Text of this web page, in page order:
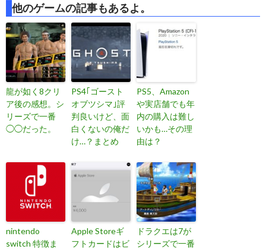
他のゲームの記事もあるよ。
龍が如く8クリ
ア後の感想。シ
リーズで一番
◯◯だった。
PS4｢ゴースト
オブツシマ｣評
判良いけど、面
白くないの俺だ
け…？まとめ
PS5、Amazon
や実店舗でも年
内の購入は難し
いかも…その理
由は？
nintendo
switch 特徴ま
Apple Storeギ
フトカードはビ
ドラクエは7が
シリーズで一番